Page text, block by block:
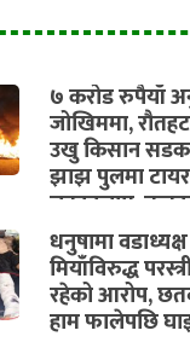
७ करोड रुपैयाँ
जोखिममा,
उखु किसान
झाझ पुलमा
चक्काजाम,
भुक्तानी सुनिश्चित
माग
धनुषामा वडाध्यक्ष
मियाँविरुद्ध
रहेको आरोप,
हाम फालेपछि